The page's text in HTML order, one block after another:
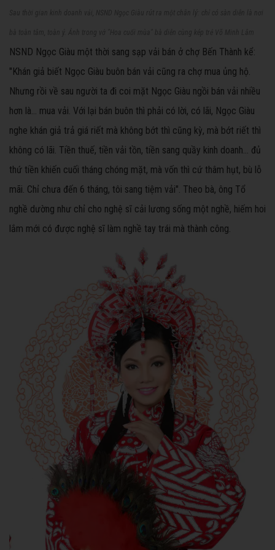
NSND Ngọc Giàu một thời sang sạp vải bán ở chợ Bến Thành kể:
"Khán giả biết Ngọc Giàu buôn bán vải cũng ra chợ mua ủng hộ.
Nhưng rồi về sau người ta đi coi mặt Ngọc Giàu ngồi bán vải nhiều
hơn là… mua vải. Với lại bán buôn thì phải có lời, có lãi, Ngọc Giàu
nghe khán giả trả giá riết mà không bớt thì cũng kỳ, mà bớt riết thì
không có lãi. Tiền thuế, tiền vải tồn, tiền sang quầy kinh doanh… đủ
thứ tiền khiến cuối tháng chóng mặt, mà vốn thì cứ thâm hụt, bù lỗ
mãi. Chỉ chưa đến 6 tháng, tôi sang tiệm vải". Theo bà, ông Tổ
nghề dường như chỉ cho nghệ sĩ cải lương sống một nghề, hiếm hoi
lắm mới có được nghệ sĩ làm nghề tay trái mà thành công.